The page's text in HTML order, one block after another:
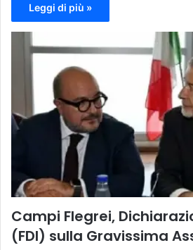
Leggi di più »
Campi Flegrei,
(FDI) sulla Gravissima